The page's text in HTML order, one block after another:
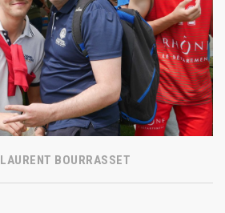
LAURENT BOURRASSET